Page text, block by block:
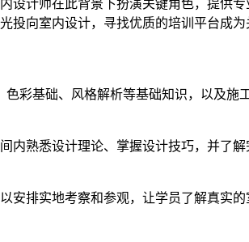
设计师在此背景下扮演关键角色，提供
向室内设计，寻找优质的培训平台成
彩基础、风格解析等基础知识，以及施
内熟悉设计理论、掌握设计技巧，并了
安排实地考察和参观，让学员了解真实